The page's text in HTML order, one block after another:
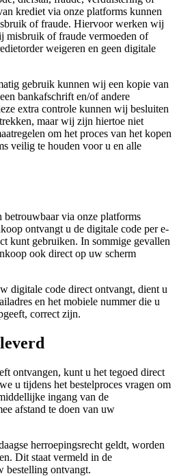
krediet via onze platforms kunnen
of fraude. Hiervoor werken wij
misbruik of fraude vermoeden of
weigeren en geen digitale
gebruik kunnen wij een kopie van
bankafschrift en/of andere
extra controle kunnen wij besluiten
maar wij zijn hiertoe niet
om het proces van het kopen
veilig te houden voor u en alle
via onze platforms
ontvangt u de digitale code per e-
kunt gebruiken. In sommige gevallen
ook direct op uw scherm
digitale code direct ontvangt, dient u
en het mobiele nummer die u
correct zijn.
ontvangen, kunt u het tegoed direct
u tijdens het bestelproces vragen om
ingang van de
afstand te doen van uw
herroepingsrecht geldt, worden
Dit staat vermeld in de
bestelling ontvangt.